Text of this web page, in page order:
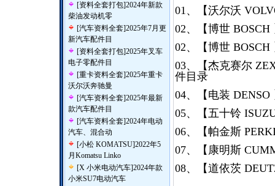
[资料全套打包]2024年新款
柴油发动机零
[汽车资料全套]2025年7月更
新汽车配件目
[资料全套打包]2025年叉车
电子零配件目
[重卡资料全套]2025年重卡
沃尔沃奔驰曼
[汽车资料全套]2025年最新
款汽车配件目
[汽车资料全套]2024年电动
汽车、混合动
[小松 KOMATSU]2022年5
月Komatsu Linko
[X 小米电动汽车]2024年款
小米SU7电动汽车
01、【沃尔沃
02、【博世 BOSCH
02、【博世
03、【杰克赛尔
件目录
04、【电装
05、【五十铃
06、【帕金斯
07、【康明斯
08、【道依茨